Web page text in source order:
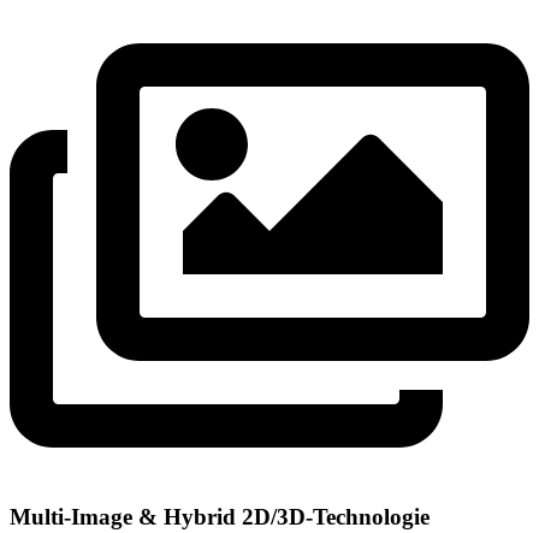
Multi-Image & Hybrid 2D/3D-Technologie